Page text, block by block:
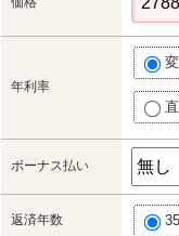
年利率
ボーナス払い
返済年数